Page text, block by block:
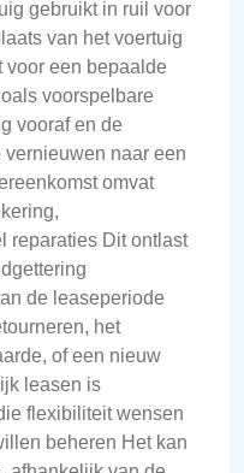
gebruikt in ruil voor
van het voertuig
voor een bepaalde
voorspelbare
vooraf en de
naar een
omvat
reparaties Dit ontlast
de leaseperiode
het
of een nieuw
leasen is
flexibiliteit wensen
beheren Het kan